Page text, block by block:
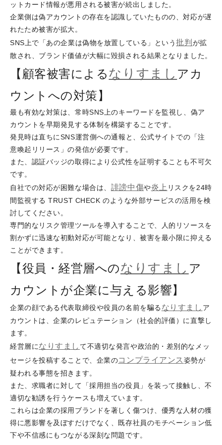
ットカード情報が悪用される被害が続出しました。
企業側は偽アカウントの存在を認識していたものの、対応が遅
れたため被害が拡大。
SNS上で「あの企業は偽物を放置している」という批判 が拡
散され、ブランド価値が大幅に毀損される結果となりました。
【顧客被害によるなりすまし アカ
ウントへの対策】
最も有効な対策は、常時SNS上のキーワードを監視し、偽ア
カウントを早期発見する体制を構築することです。
発見時は直ちにSNS運営側への通報と、公式サイトでの「注
意喚起リリース」の発信が必要です。
また、認証バッジの取得により公式性を証明することも不可欠
です。
自社での対応が困難な場合は、 誹謗中傷や炎上 リスクを24時
間監視する TRUST CHECK のような外部サービスの活用を検
討してください。
専門的なリスク管理ツールを導入することで、人的リソースを
割かずに迅速な初動対応が可能となり、被害を最小限に抑える
ことができます。
【役員・経営層へのなりすまし ア
カウントが企業に与える影響】
企業の顔である代表取締役や役員の名前を騙る なりすまし ア
カウントは、企業のレピュテーション（社会的評価）に直撃し
ます。
経営層になりすまし て不適切な発言や政治的・差別的なメッ
セージを投稿することで、企業のコンプライアンス 姿勢が
疑われる事態を招きます。
また、求職者に対して「採用担当の役員」を装って接触し、不
適切な勧誘を行うケースも増えています。
これらは企業の採用ブランドを著しく傷つけ、優秀な人材の獲
得に悪影響を及ぼすだけでなく、既存社員のモチベーション低
下や不信感にもつながる深刻な問題です。